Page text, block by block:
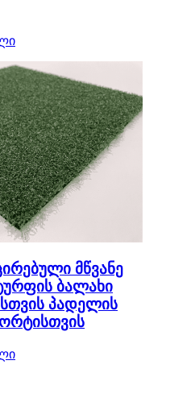
მწვანე
ბალახი
პადელის